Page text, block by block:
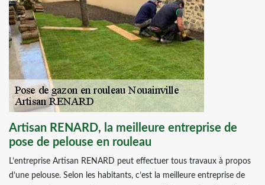
Artisan RENARD, la meilleure entreprise de
pose de pelouse en rouleau
L’entreprise Artisan RENARD peut effectuer tous travaux à propos
d’une pelouse. Selon les habitants, c’est la meilleure entreprise de